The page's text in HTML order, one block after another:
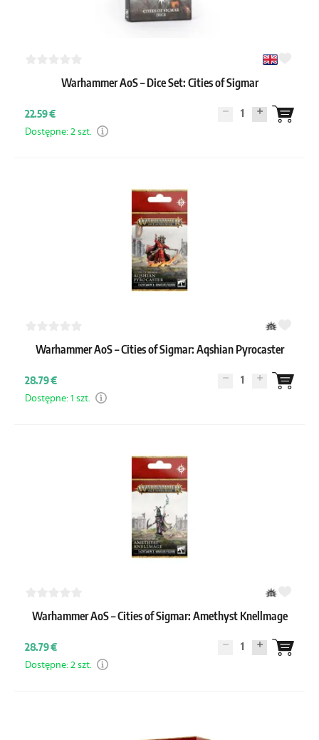
Warhammer AoS – Dice Set: Cities of Sigmar
22.59 € 1
Dostępne: 2 szt.
Warhammer AoS – Cities of Sigmar: Aqshian Pyrocaster
28.79 € 1
Dostępne: 1 szt.
Warhammer AoS – Cities of Sigmar: Amethyst Knellmage
28.79 € 1
Dostępne: 2 szt.